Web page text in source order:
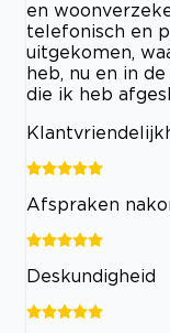
en
telefonisch en
uitgekomen,
heb, nu en in
die ik heb
Afspraken
Deskundigheid